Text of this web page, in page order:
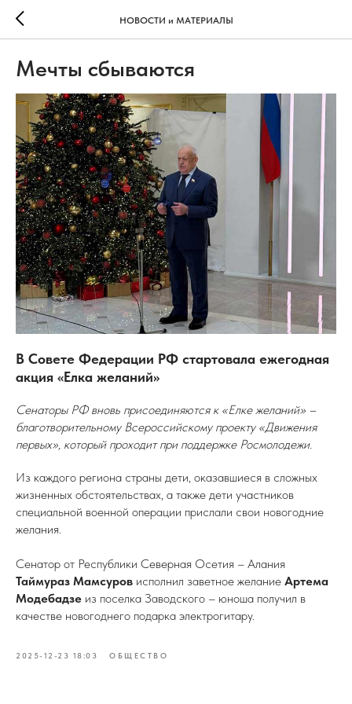
НОВОСТИ и МАТЕРИАЛЫ
Мечты сбываются
В Совете Федерации РФ стартовала ежегодная
акция «Елка желаний»
Сенаторы РФ вновь присоединяются к «Елке желаний» –
благотворительному Всероссийскому проекту «Движения
первых», который проходит при поддержке Росмолодежи.
Из каждого региона страны дети, оказавшиеся в сложных
жизненных обстоятельствах, а также дети участников
специальной военной операции прислали свои новогодние
желания.
Сенатор от Республики Северная Осетия – Алания
Таймураз Мамсуров исполнил заветное желание Артема
Модебадзе из поселка Заводского – юноша получил в
качестве новогоднего подарка электрогитару.
2025-12-23 18:03 ОБЩЕСТВО